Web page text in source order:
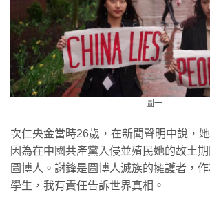
圖一
次仁央金當時26歲，在新聞聲明中說，
因為在中國共產黨入侵並殖民她的故土
圖博人。謝鋒是圖博人滅族的擁護者，
學生，我有責任告訴世界真相。